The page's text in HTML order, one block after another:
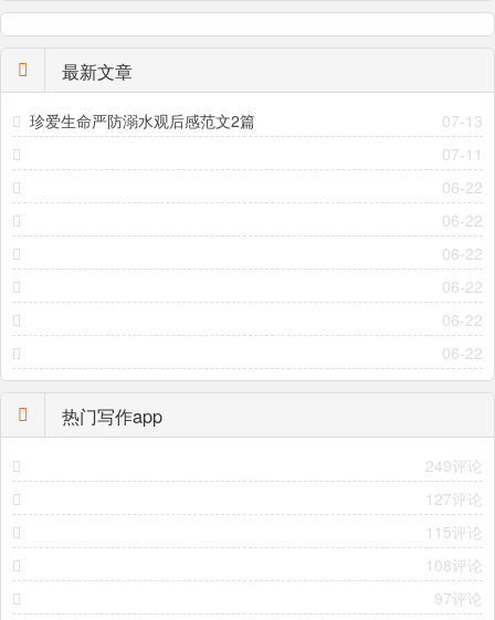
最新文章
07-13
珍爱生命严防溺水观后感范文2篇
07-11
06-22
06-22
06-22
06-22
06-22
06-22
热门写作app
249评论
127评论
115评论
108评论
97评论